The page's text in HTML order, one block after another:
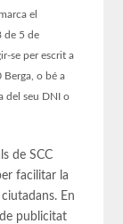
el
de 5 de
se per escrit a
o bé a
del seu DNI o
de SCC
facilitar la
En
publicitat